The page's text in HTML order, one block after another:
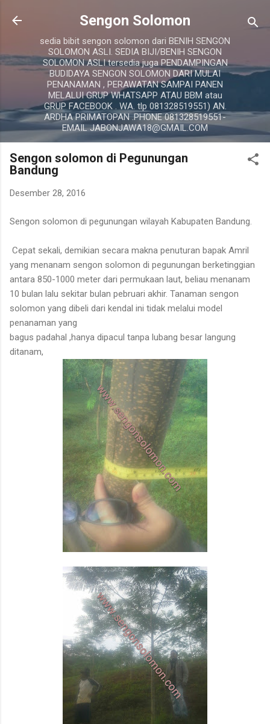
Langsung ke konten utama
Sengon Solomon
sedia bibit sengon solomon dari BENIH SENGON
SOLOMON ASLI. SEDIA BIJI/BENIH SENGON
SOLOMON ASLI tersedia juga PENDAMPINGAN
BUDIDAYA SENGON SOLOMON DARI MULAI
PENANAMAN , PERAWATAN SAMPAI PANEN
MELALUI GRUP WHATSAPP ATAU BBM atau
GRUP FACEBOOK . WA. tlp 081328519551) AN.
ARDHA PRIMATOPAN .PHONE 081328519551-
EMAIL JABONJAWA18@GMAIL.COM
Sengon solomon di Pegunungan
Bandung
Desember 28, 2016
Sengon solomon di pegunungan wilayah Kabupaten Bandung.
Cepat sekali, demikian secara makna penuturan bapak Amril
yang menanam sengon solomon di pegunungan berketinggian
antara 850-1000 meter dari permukaan laut, beliau menanam
10 bulan lalu sekitar bulan pebruari akhir. Tanaman sengon
solomon yang dibeli dari kendal ini tidak melalui model
penanaman yang
bagus padahal ,hanya dipacul tanpa lubang besar langung
ditanam,